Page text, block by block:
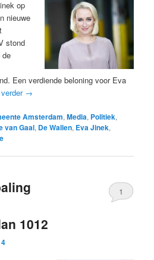
op
nieuwe
stond
de
Een verdiende beloning voor Eva
→
Amsterdam,Media, Politiek,
van Gaal, De Wallen, Eva Jinek,
1012
1